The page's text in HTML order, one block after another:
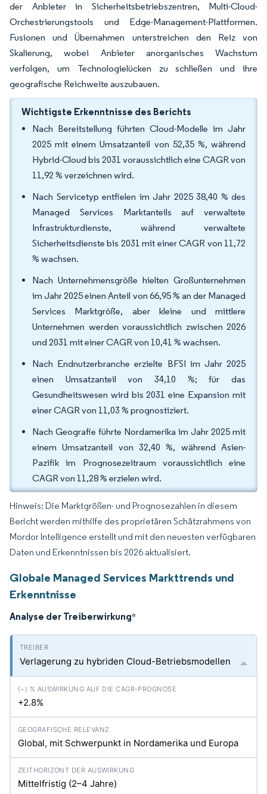
der Anbieter in Sicherheitsbetriebszentren, Multi-Cloud-
Orchestrierungstools und Edge-Management-Plattformen.
Fusionen und Übernahmen unterstreichen den Reiz von
Skalierung, wobei Anbieter anorganisches Wachstum
verfolgen, um Technologielücken zu schließen und ihre
geografische Reichweite auszubauen.
Wichtigste Erkenntnisse des Berichts
Nach Bereitstellung führten Cloud-Modelle im Jahr
2025 mit einem Umsatzanteil von 52,35 %, während
Hybrid-Cloud bis 2031 voraussichtlich eine CAGR von
11,92 % verzeichnen wird.
Nach Servicetyp entfielen im Jahr 2025 38,40 % des
Managed Services Marktanteils auf verwaltete
Infrastrukturdienste, während verwaltete
Sicherheitsdienste bis 2031 mit einer CAGR von 11,72
% wachsen.
Nach Unternehmensgröße hielten Großunternehmen
im Jahr 2025 einen Anteil von 66,95 % an der Managed
Services Marktgröße, aber kleine und mittlere
Unternehmen werden voraussichtlich zwischen 2026
und 2031 mit einer CAGR von 10,41 % wachsen.
Nach Endnutzerbranche erzielte BFSI im Jahr 2025
einen Umsatzanteil von 34,10 %; für das
Gesundheitswesen wird bis 2031 eine Expansion mit
einer CAGR von 11,03 % prognostiziert.
Nach Geografie führte Nordamerika im Jahr 2025 mit
einem Umsatzanteil von 32,40 %, während Asien-
Pazifik im Prognosezeitraum voraussichtlich eine
CAGR von 11,28 % erzielen wird.
Hinweis: Die Marktgrößen- und Prognosezahlen in diesem
Bericht werden mithilfe des proprietären Schätzrahmens von
Mordor Intelligence erstellt und mit den neuesten verfügbaren
Daten und Erkenntnissen bis 2026 aktualisiert.
Globale Managed Services Markttrends und
Erkenntnisse
Analyse der Treiberwirkung*
Verlagerung zu hybriden Cloud-Betriebsmodellen
+2.8%
Global, mit Schwerpunkt in Nordamerika und Europa
Mittelfristig (2–4 Jahre)